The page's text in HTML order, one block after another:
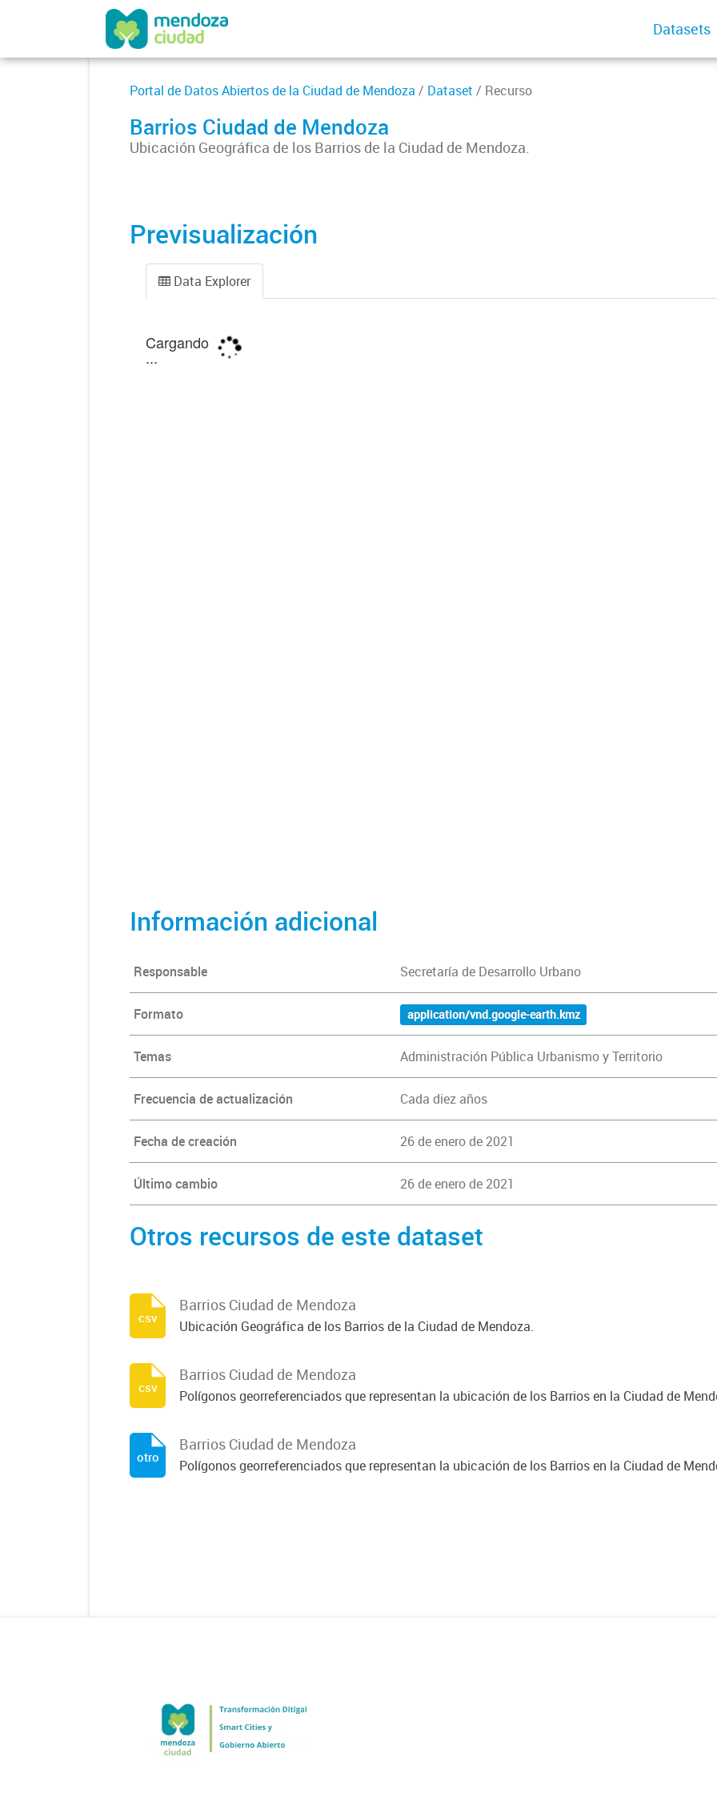
Datasets
Portal de Datos Abiertos de la Ciudad de Mendoza / Dataset / Recurso
Barrios Ciudad de Mendoza
Ubicación Geográfica de los Barrios de la Ciudad de Mendoza.
Previsualización
Data Explorer
Información adicional
Responsable Secretaría de Desarrollo Urbano
Formato application/vnd.google-earth.kmz
Temas Administración Pública Urbanismo y Territorio
Frecuencia de actualización Cada diez años
Fecha de creación 26 de enero de 2021
Último cambio 26 de enero de 2021
Otros recursos de este dataset
Barrios Ciudad de Mendoza
Ubicación Geográfica de los Barrios de la Ciudad de Mendoza.
csv
Barrios Ciudad de Mendoza
Polígonos georreferenciados que representan la ubicación de los Barrios en la Ciudad de
csv
Barrios Ciudad de Mendoza
Polígonos georreferenciados que representan la ubicación de los Barrios en la Ciudad de
otro